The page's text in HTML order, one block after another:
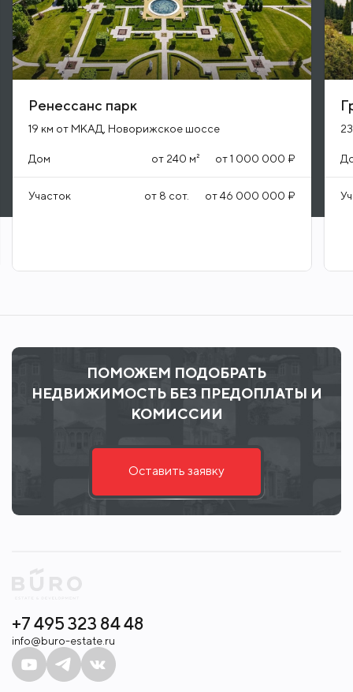
Ренессанс парк
19 км от МКАД, Новорижское шоссе
Дом от 240 м² от1 000 000 ₽
Участок от 8 сот. от46 000 000 ₽
ПОМОЖЕМ ПОДОБРАТЬ
НЕДВИЖИМОСТЬ БЕЗ ПРЕДОПЛАТЫ И
КОМИССИИ
Оставить заявку
+7 495 323 84 48
info@buro-estate.ru